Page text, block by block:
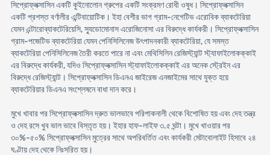
সিপ্রোফ্লক্সাসিন একটি কুইনোলোন গ্রুপের একটি সংক্রমণ রোধী ওষুধ। সিপ্রোফ্লক্সাসিন
একটি প্রশস্ত বর্ণালীর এন্টিবায়োটিক। ইহা বেশীর ভাগ গ্রাম-নেগেটিভ এরোবিক ব্যাকটেরিয়া
যেমন এন্টারোব্যাকটেরিয়েসি, স্যুডোমোনাস এরোজিনোসা এর বিরুদ্ধে কার্যকরী। সিপ্রোফ্লক্সাসিন
গ্রাম-পজেটিভ ব্যাকটেরিয়া যেমন পেনিসিলিনেজ উৎপাদনকারী ব্যাকটেরিয়া, যে সমস্ত
ব্যাকটেরিয়া পেনিসিলিনেজ তৈরী করতে পারে না এবং মেথিসিলিন রেজিস্ট্যান্ট স্ট্যাফাইলোকক্কাই
এর বিরুদ্ধে কার্যকরী, যদিও সিপ্রোফ্লক্সাসিন স্ট্যাফাইলোকক্কাই এর অনেক স্ট্রেইন এর
বিরুদ্ধে রেজিস্ট্যান্ট। সিপ্রোফ্লক্সাসিন ডিএনএ জাইরেজ এনজাইমের সাথে যুক্ত হয়ে
ব্যাকটেরিয়ার ডিএনএ সংশ্লেষনে বাধা দান করে।
মুখে খাবার পর সিপ্রোফ্লক্সাসিন দ্রুত ভালভাবে পরিপাকনালী থেকে বিশোষিত হয় এবং দেহ তন্ত্র
ও দেহ রসে খুব ভাল ভাবে বিস্তৃত হয়। ইহার হাফ-লাইফ ৩.৫ ঘন্টা। মুখে খাওয়ার পর
৩০%-৫০% সিপ্রোফ্লক্সাসিন মুত্রের সাথে অপরিবর্তিত এবং কার্যকরী মেটাবোলাইট হিসাবে ২৪
ঘণ্টায় দেহ থেকে নিঃসরিত হয়।